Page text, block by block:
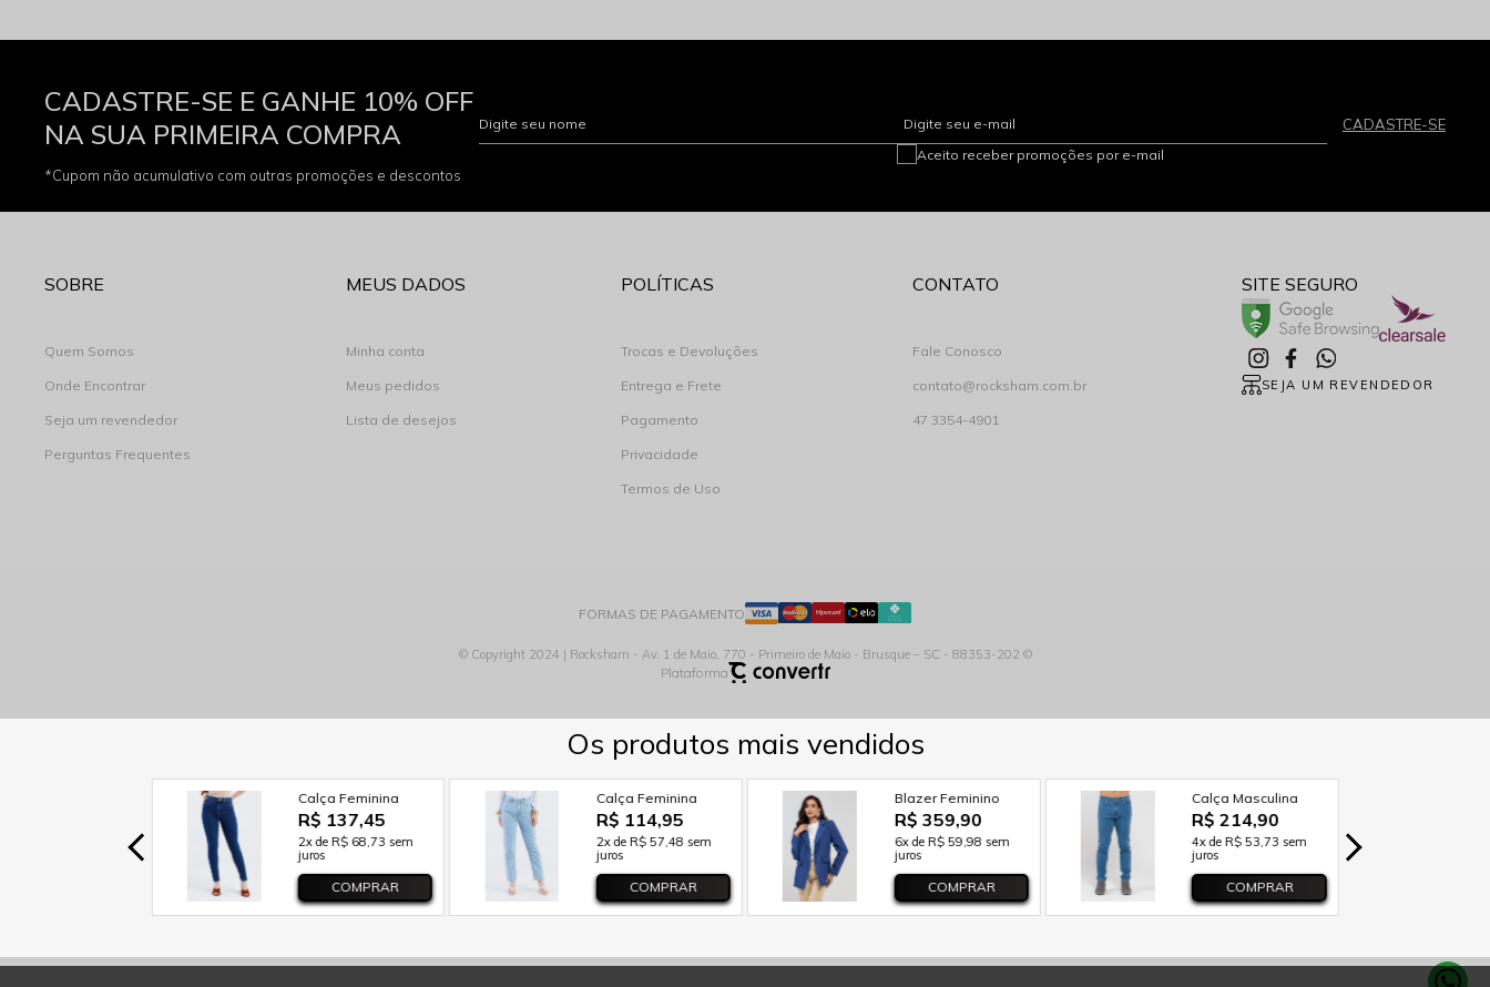
CADASTRE-SE E GANHE 10% OFF
NA SUA PRIMEIRA COMPRA
*Cupom não acumulativo com outras promoções e descontos
Digite seu nome Digite seu e-mail CADASTRE-SE
Aceito receber promoções por e-mail
SOBRE
Quem Somos
Onde Encontrar
Seja um revendedor
Perguntas Frequentes
MEUS DADOS
Minha conta
Meus pedidos
Lista de desejos
POLÍTICAS
Trocas e Devoluções
Entrega e Frete
Pagamento
Privacidade
Termos de Uso
CONTATO
Fale Conosco
contato@rocksham.com.br
47 3354-4901
SITE SEGURO
SEJA UM REVENDEDOR
FORMAS DE PAGAMENTO
© Copyright 2024 | Rocksham - Av. 1 de Maio, 770 - Primeiro de Maio - Brusque – SC - 88353-202 ©
Plataforma